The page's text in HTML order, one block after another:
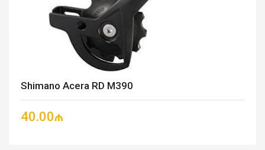
Shimano Acera RD M390
40.00₼